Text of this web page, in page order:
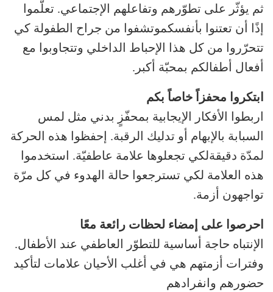
ثم يؤثّر على تطوّرهم وتفاعلهم الإجتماعي. تعلّموا
إذًا أن تعتنوا بأنفسكموتشفوا من جراح الطفولة كي
تتحرّروا من كل هذا الإحباط الداخلي وتتجاوبوا مع
أفعال أطفالكم بمحبّة أكبر.
ابتكروا محفزاً خاصاً بكم
اربطوا الأفكار الإيجابية بمحفّزٍ بدني مثل لمس
السبابة بالإبهام أو تدليك الرقبة. إحفظوا هذه الحركة
لمدّة دقيقةلكي تجعلوها علامة عاطفيّة. استخدموا
هذه العلامة لكي تسترجعوا حالة الهدوء في كل مرّة
تواجهون أزمة.
احرصوا على إمضاء لحظات رائعة معًا
الإنتباه حاجة أساسية للتطوّر العاطفي عند الأطفال.
وفترات أزمتهم هي في أغلب الأحيان علامات لتأكيد
حضورهم وانفرادهم